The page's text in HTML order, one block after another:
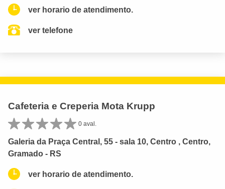
ver horario de atendimento.
ver telefone
Cafeteria e Creperia Mota Krupp
0 aval.
Galeria da Praça Central, 55 - sala 10, Centro , Centro,
Gramado - RS
ver horario de atendimento.